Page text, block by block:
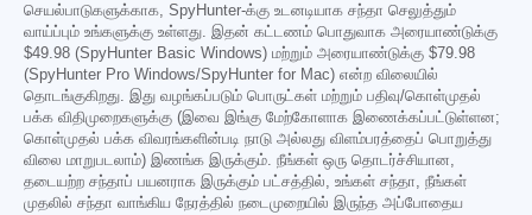
செயல்பாடுகளுக்காக, SpyHunter-க்கு உடனடியாக சந்தா செலுத்தும்
வாய்ப்பும் உங்களுக்கு உள்ளது. இதன் கட்டணம் பொதுவாக அரையாண்டுக்கு
$49.98 (SpyHunter Basic Windows) மற்றும் அரையாண்டுக்கு $79.98
(SpyHunter Pro Windows/SpyHunter for Mac) என்ற விலையில்
தொடங்குகிறது. இது வழங்கப்படும் பொருட்கள் மற்றும் பதிவு/கொள்முதல்
பக்க விதிமுறைகளுக்கு (இவை இங்கு மேற்கோளாக இணைக்கப்பட்டுள்ளன;
கொள்முதல் பக்க விவரங்களின்படி நாடு அல்லது விளம்பரத்தைப் பொறுத்து
விலை மாறுபடலாம்) இணங்க இருக்கும். நீங்கள் ஒரு தொடர்ச்சியான,
தடையற்ற சந்தாப் பயனராக இருக்கும் பட்சத்தில், உங்கள் சந்தா, நீங்கள்
முதலில் சந்தா வாங்கிய நேரத்தில் நடைமுறையில் இருந்த அப்போதைய